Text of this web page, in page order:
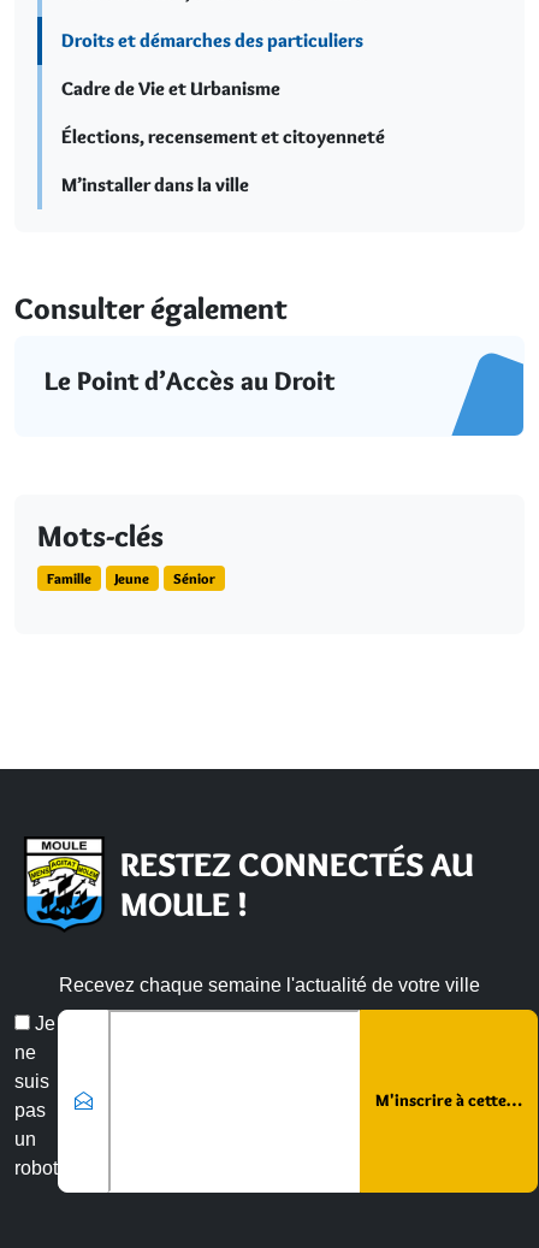
Droits et démarches des particuliers
Cadre de Vie et Urbanisme
Élections, recensement et citoyenneté
M’installer dans la ville
Consulter également
Le Point d’Accès au Droit
Mots-clés
Famille Jeune Sénior
RESTEZ CONNECTÉS AU
MOULE !
Recevez chaque semaine l'actualité de votre ville
Je
ne
suis
pas
un
robot
Veuillez laisser ce champ vide :
Email